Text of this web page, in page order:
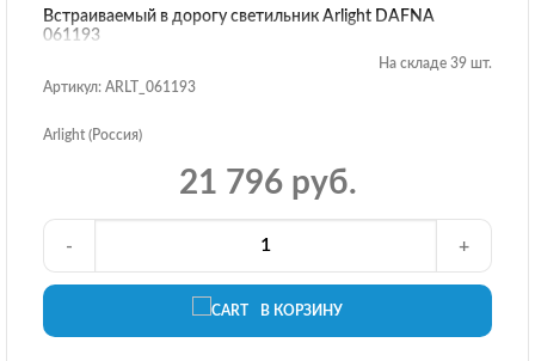
Встраиваемый в дорогу светильник Arlight DAFNA
061193
На складе 39 шт.
Артикул: ARLT_061193
Arlight (Россия)
21 796 руб.
В КОРЗИНУ
- +